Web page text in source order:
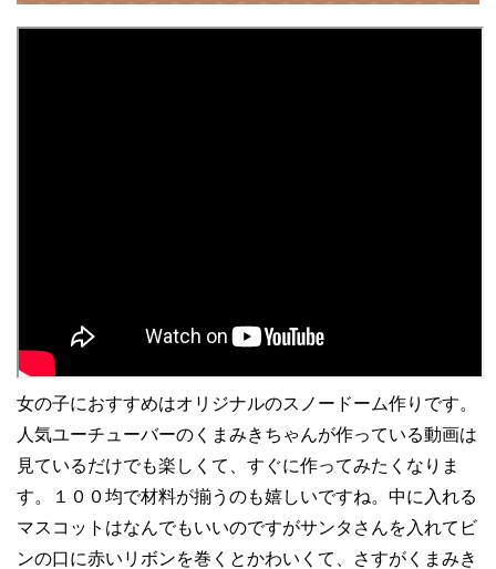
女の子におすすめはオリジナルのスノードーム作りです。
人気ユーチューバーのくまみきちゃんが作っている動画は
見ているだけでも楽しくて、すぐに作ってみたくなりま
す。１００均で材料が揃うのも嬉しいですね。中に入れる
マスコットはなんでもいいのですがサンタさんを入れてビ
ンの口に赤いリボンを巻くとかわいくて、さすがくまみき